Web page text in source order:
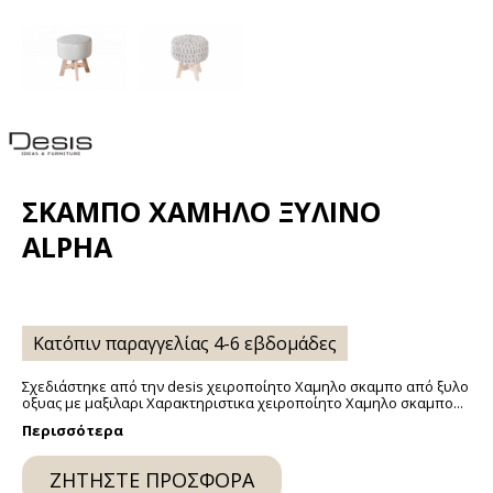
ΣΚΑΜΠΌ ΧΑΜΗΛΌ ΞΎΛΙΝΟ
ALPHA
Κατόπιν παραγγελίας 4-6 εβδομάδες
Σχεδιάστηκε από την desis χειροποίητο Χαμηλο σκαμπο από ξυλο
οξυας με μαξιλαρι Χαρακτηριστικα χειροποίητο Χαμηλο σκαμπο...
Περισσότερα
ΖΗΤΉΣΤΕ ΠΡΟΣΦΟΡΆ